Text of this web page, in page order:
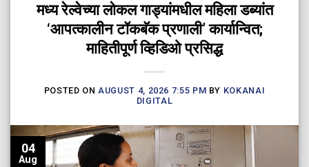
मध्य रेल्वेच्या लोकल गाड्यांमधील महिला डब्यांत
‘आपत्कालीन टॉकबॅक प्रणाली’ कार्यान्वित;
माहितीपूर्ण व्हिडिओ प्रसिद्ध
POSTED ONAUGUST 4, 2026 7:55 PM BY KOKANAI
DIGITAL
04
Aug